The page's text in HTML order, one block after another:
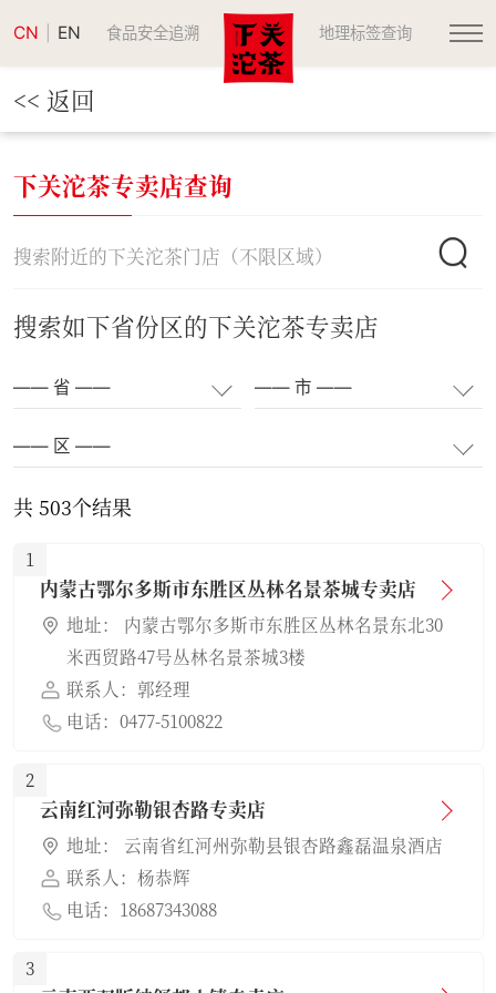
CN EN 食品安全追溯 地理标签查询
<< 返回
下关沱茶专卖店查询
搜索如下省份区的下关沱茶专卖店
共 503个结果
1
内蒙古鄂尔多斯市东胜区丛林名景茶城专卖店
地址： 内蒙古鄂尔多斯市东胜区丛林名景东北30
米西贸路47号丛林名景茶城3楼
联系人：郭经理
电话：0477-5100822
2
云南红河弥勒银杏路专卖店
地址： 云南省红河州弥勒县银杏路鑫磊温泉酒店
联系人：杨恭辉
电话：18687343088
3